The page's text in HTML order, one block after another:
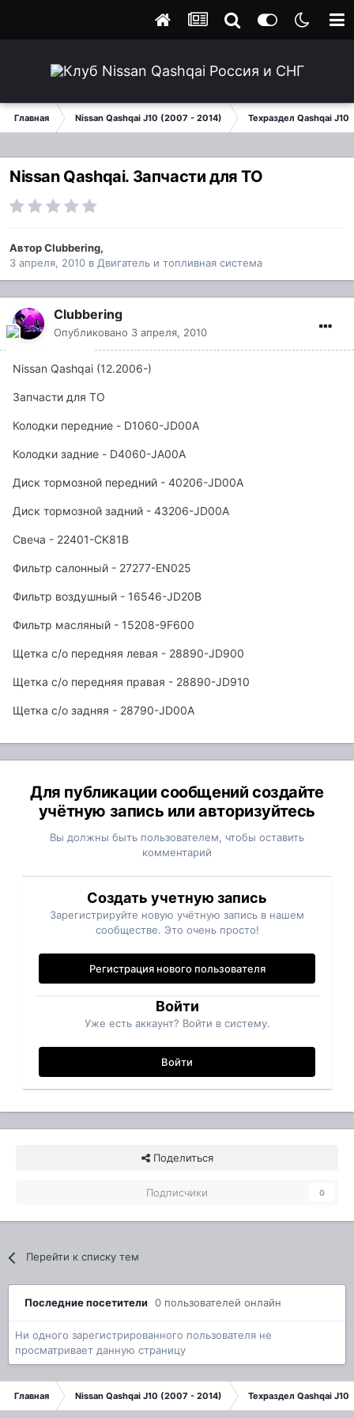
Главная Nissan Qashqai J10 (2007 - 2014) Техраздел Qashqai J10
Nissan Qashqai. Запчасти для ТО
АвторClubbering,
3 апреля, 2010 в Двигатель и топливная система
Clubbering
Опубликовано 3 апреля, 2010
Nissan Qashqai (12.2006-)
Запчасти для ТО
Колодки передние - D1060-JD00A
Колодки задние - D4060-JA00A
Диск тормозной передний - 40206-JD00A
Диск тормозной задний - 43206-JD00A
Свеча - 22401-CK81B
Фильтр салонный - 27277-EN025
Фильтр воздушный - 16546-JD20B
Фильтр масляный - 15208-9F600
Щетка с/о передняя левая - 28890-JD900
Щетка с/о передняя правая - 28890-JD910
Щетка с/о задняя - 28790-JD00A
Для публикации сообщений создайте
учётную запись или авторизуйтесь
Вы должны быть пользователем, чтобы оставить
комментарий
Создать учетную запись
Зарегистрируйте новую учётную запись в нашем
сообществе. Это очень просто!
Регистрация нового пользователя
Войти
Уже есть аккаунт? Войти в систему.
Войти
Поделиться
Подписчики 0
Перейти к списку тем
Последние посетители 0 пользователей онлайн
Ни одного зарегистрированного пользователя не
просматривает данную страницу
Главная Nissan Qashqai J10 (2007 - 2014) Техраздел Qashqai J10